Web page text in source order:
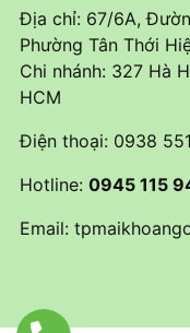
Địa chỉ: 67/6A,
Phường Tân Thới
Chi nhánh: 327 Hà
HCM
Điện thoại: 0938
Hotline: 0945 115
Email: